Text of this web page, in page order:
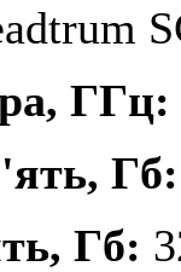
ГГц:
Гб: